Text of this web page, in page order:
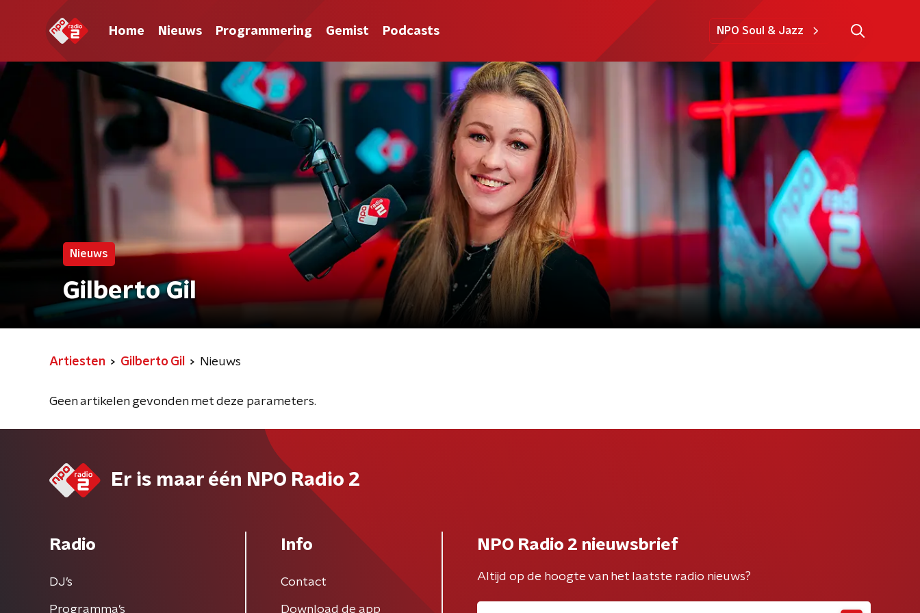
Home Nieuws Programmering Gemist Podcasts NPO Soul & Jazz
Nieuws
Gilberto Gil
Artiesten Gilberto Gil Nieuws
Geen artikelen gevonden met deze parameters.
Er is maar één NPO Radio 2
Radio
DJ’s
Programma's
Info
Contact
Download de app
NPO Radio 2 nieuwsbrief
Altijd op de hoogte van het laatste radio nieuws?